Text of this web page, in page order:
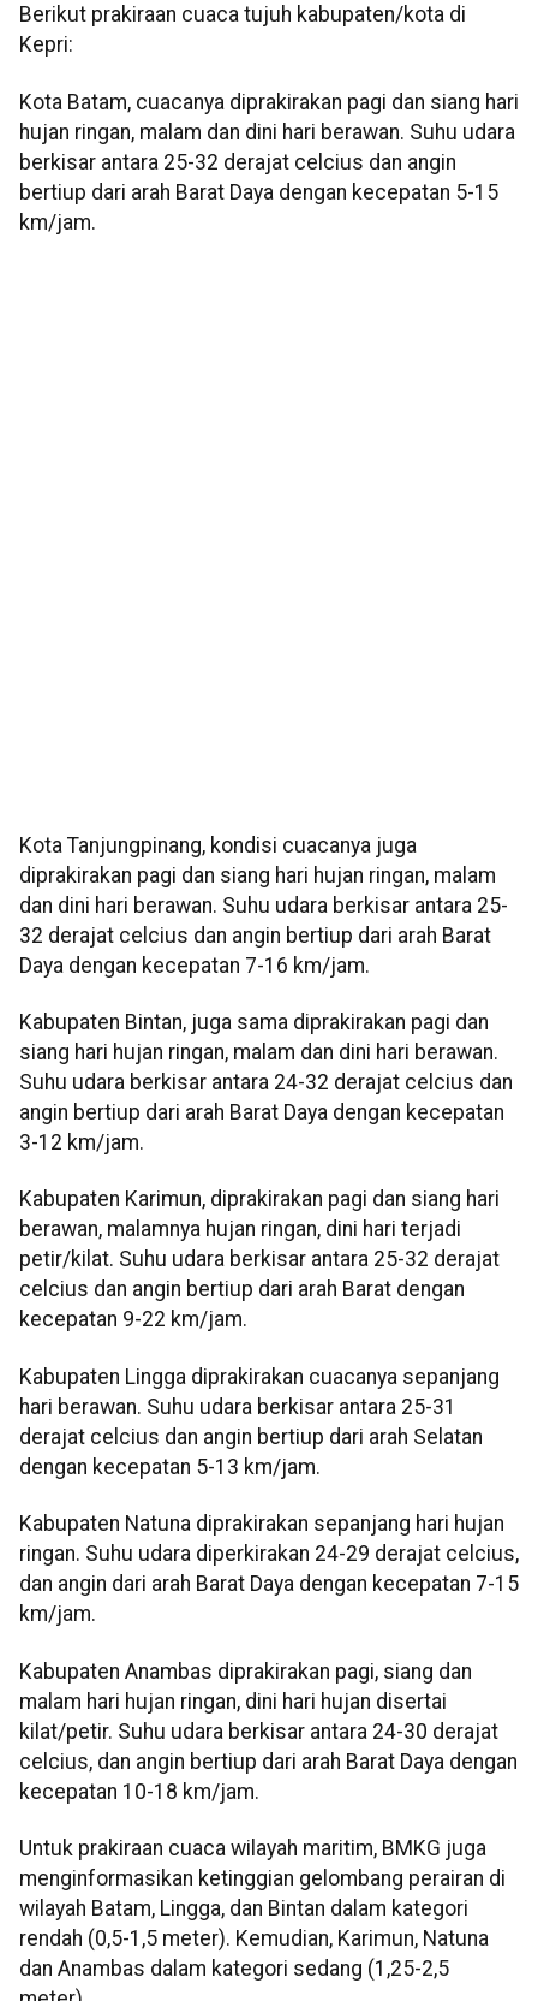
Berikut prakiraan cuaca tujuh kabupaten/kota di
Kepri:
Kota Batam, cuacanya diprakirakan pagi dan siang hari
hujan ringan, malam dan dini hari berawan. Suhu udara
berkisar antara 25-32 derajat celcius dan angin
bertiup dari arah Barat Daya dengan kecepatan 5-15
km/jam.
Kota Tanjungpinang, kondisi cuacanya juga
diprakirakan pagi dan siang hari hujan ringan, malam
dan dini hari berawan. Suhu udara berkisar antara 25-
32 derajat celcius dan angin bertiup dari arah Barat
Daya dengan kecepatan 7-16 km/jam.
Kabupaten Bintan, juga sama diprakirakan pagi dan
siang hari hujan ringan, malam dan dini hari berawan.
Suhu udara berkisar antara 24-32 derajat celcius dan
angin bertiup dari arah Barat Daya dengan kecepatan
3-12 km/jam.
Kabupaten Karimun, diprakirakan pagi dan siang hari
berawan, malamnya hujan ringan, dini hari terjadi
petir/kilat. Suhu udara berkisar antara 25-32 derajat
celcius dan angin bertiup dari arah Barat dengan
kecepatan 9-22 km/jam.
Kabupaten Lingga diprakirakan cuacanya sepanjang
hari berawan. Suhu udara berkisar antara 25-31
derajat celcius dan angin bertiup dari arah Selatan
dengan kecepatan 5-13 km/jam.
Kabupaten Natuna diprakirakan sepanjang hari hujan
ringan. Suhu udara diperkirakan 24-29 derajat celcius,
dan angin dari arah Barat Daya dengan kecepatan 7-15
km/jam.
Kabupaten Anambas diprakirakan pagi, siang dan
malam hari hujan ringan, dini hari hujan disertai
kilat/petir. Suhu udara berkisar antara 24-30 derajat
celcius, dan angin bertiup dari arah Barat Daya dengan
kecepatan 10-18 km/jam.
Untuk prakiraan cuaca wilayah maritim, BMKG juga
menginformasikan ketinggian gelombang perairan di
wilayah Batam, Lingga, dan Bintan dalam kategori
rendah (0,5-1,5 meter). Kemudian, Karimun, Natuna
dan Anambas dalam kategori sedang (1,25-2,5